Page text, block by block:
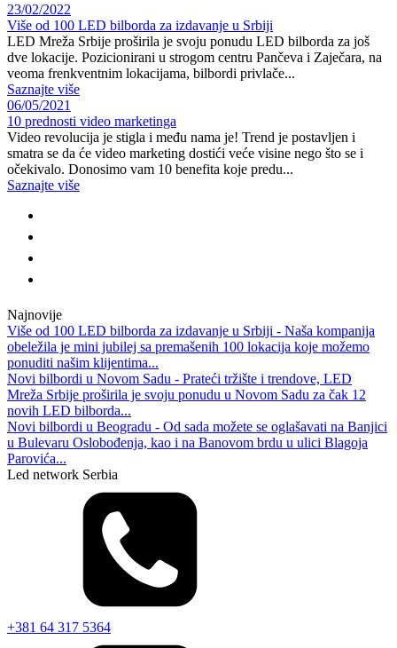
23/02/2022
Više od 100 LED bilborda za izdavanje u Srbiji
LED Mreža Srbije proširila je svoju ponudu LED bilborda za još
dve lokacije. Pozicionirani u strogom centru Pančeva i Zaječara, na
veoma frenkventnim lokacijama, bilbordi privlače...
Saznajte više
06/05/2021
10 prednosti video marketinga
Video revolucija je stigla i među nama je! Trend je postavljen i
smatra se da će video marketing dostići veće visine nego što se i
očekivalo. Donosimo vam 10 benefita koje predu...
Saznajte više
Najnovije
Više od 100 LED bilborda za izdavanje u Srbiji - Naša kompanija
obeležila je mini jubilej sa premašenih 100 lokacija koje možemo
ponuditi našim klijentima...
Novi bilbordi u Novom Sadu - Prateći tržište i trendove, LED
Mreža Srbije proširila je svoju ponudu u Novom Sadu za čak 12
novih LED bilborda...
Novi bilbordi u Beogradu - Od sada možete se oglašavati na Banjici
u Bulevaru Oslobođenja, kao i na Banovom brdu u ulici Blagoja
Parovića...
Led network Serbia
+381 64 317 5364